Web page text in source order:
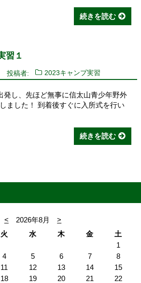
続きを読む
習１
投稿者: 2023キャンプ実習
発し、先ほど無事に信太山青少年野外
ました！ 到着後すぐに入所式を行い
続きを読む
< 2026年8月
>
火 水 木 金
土
1
4 5 6 7
8
11 12 13 14
15
18 19 20 21
22